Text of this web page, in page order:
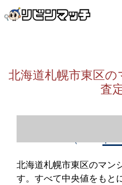
北海道札幌市東区の
査
北海道札幌市東区のマン
す。すべて中央値をもと